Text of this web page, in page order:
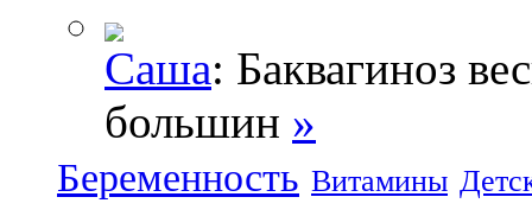
Саша: Баквагиноз
большин »
Беременность Витамины